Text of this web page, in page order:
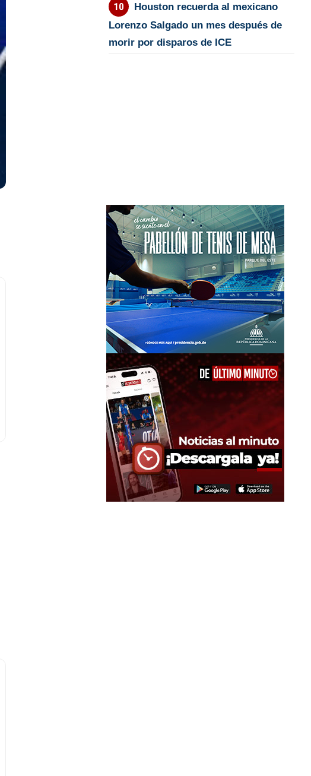
Houston recuerda al mexicano
Lorenzo Salgado un mes después de
morir por disparos de ICE